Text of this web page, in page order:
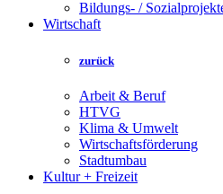
Bildungs- /
Wirtschaft
zurück
Arbeit & Beruf
HTVG
Klima & Umwelt
Wirtschaftsförderung
Stadtumbau
Kultur + Freizeit